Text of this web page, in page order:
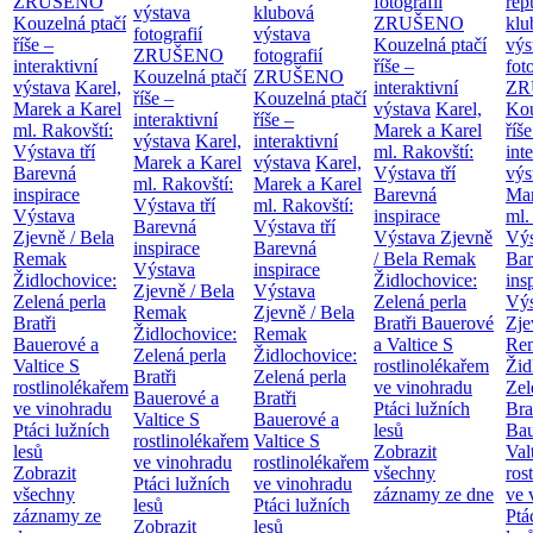
Kouzelná ptačí
říše –
interaktivní
výstava Karel,
Marek a Karel
ml. Rakovští:
Výstava tří
Barevná
inspirace
Výstava
Zjevně / Bela
Remak
Židlochovice:
Zelená perla
Bratři
Bauerové a
Valtice S
rostlinolékařem
ve vinohradu
Ptáci lužních
lesů
Zobrazit
všechny
záznamy ze
výstava
fotografií
ZRUŠENO
Kouzelná ptačí
říše –
interaktivní
výstava Karel,
Marek a Karel
ml. Rakovští:
Výstava tří
Barevná
inspirace
Výstava
Zjevně / Bela
Remak
Židlochovice:
Zelená perla
Bratři
Bauerové a
Valtice S
rostlinolékařem
ve vinohradu
Ptáci lužních
lesů
Zobrazit
klubová
výstava
fotografií
ZRUŠENO
Kouzelná ptačí
říše –
interaktivní
výstava Karel,
Marek a Karel
ml. Rakovští:
Výstava tří
Barevná
inspirace
Výstava
Zjevně / Bela
Remak
Židlochovice:
Zelená perla
Bratři
Bauerové a
Valtice S
rostlinolékařem
ve vinohradu
Ptáci lužních
lesů
ZRUŠENO
Kouzelná ptačí
říše –
interaktivní
výstava Karel,
Marek a Karel
ml. Rakovští:
Výstava tří
Barevná
inspirace
Výstava Zjevně
/ Bela Remak
Židlochovice:
Zelená perla
Bratři Bauerové
a Valtice S
rostlinolékařem
ve vinohradu
Ptáci lužních
lesů
Zobrazit
všechny
záznamy ze dne
ml.
ve